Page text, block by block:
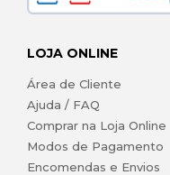
LOJA ONLINE
Área de Cliente
Ajuda / FAQ
Comprar na Loja Online
Modos de Pagamento
Encomendas e Envios